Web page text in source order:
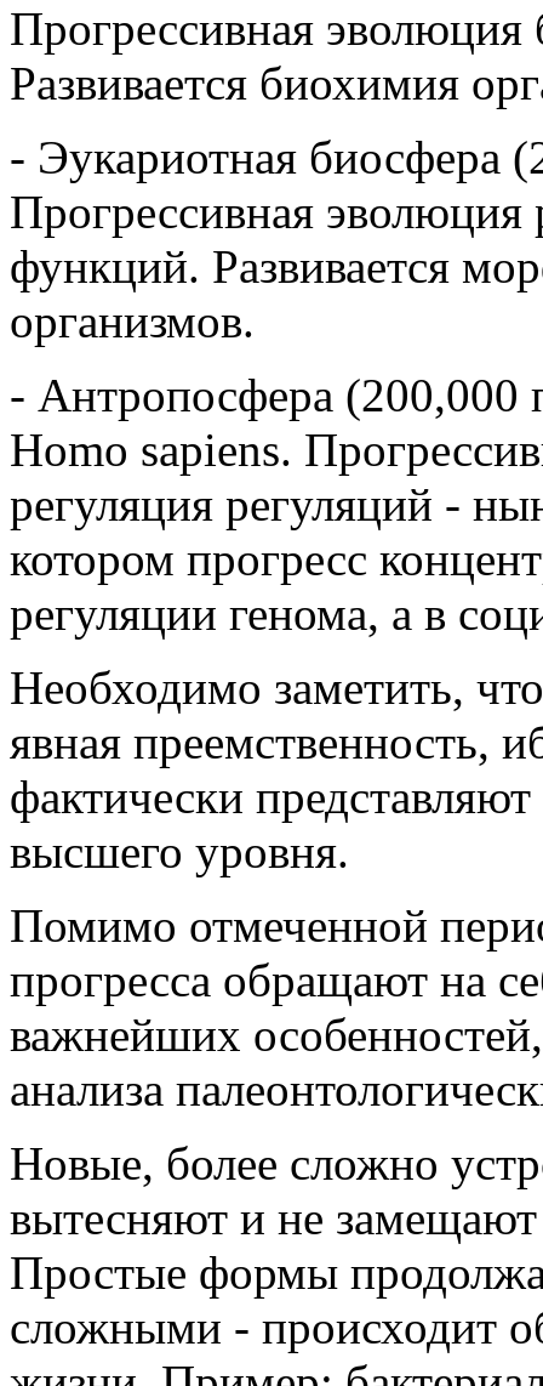
Прогрессивная
Развивается биохимия
- Эукариотная биосфера
Прогрессивная эволюция
функций. Развивается
организмов.
- Антропосфера (200,000
Homo sapiens.
регуляция регуляций -
котором прогресс
регуляции генома, а в
Необходимо заметить,
явная преемственность,
фактически
высшего уровня.
Помимо отмеченной
прогресса обращают на
важнейших
анализа
Новые, более сложно
вытесняют и не
Простые формы
сложными - происходит